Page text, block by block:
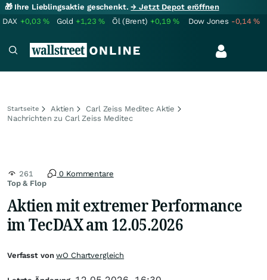
🎁 Ihre Lieblingsaktie geschenkt.→ Jetzt Depot eröffnen
DAX +0,03% Gold +1,23% Öl (Brent) +0,19% Dow Jones -0,14%
Startseite Aktien
Carl Zeiss Meditec Aktie
Nachrichten zu Carl Zeiss Meditec
Top & Flop
261 0 Kommentare
Aktien mit extremer Performance
im TecDAX am 12.05.2026
Verfasst vonwO Chartvergleich